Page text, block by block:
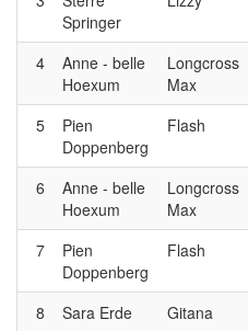
Springer
4
Anne - belle
Hoexum
Longcross
Max
5
Pien
Doppenberg
Flash
6
Anne - belle
Hoexum
Longcross
Max
7
Pien
Doppenberg
Flash
8 Sara Erde Gitana